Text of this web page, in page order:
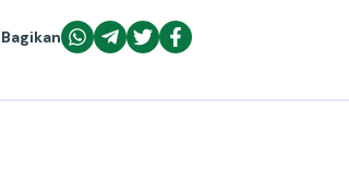
Bagikan